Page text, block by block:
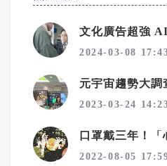
2024-03-08
元宇宙趨勢大
2023-03-24
2022-08-05